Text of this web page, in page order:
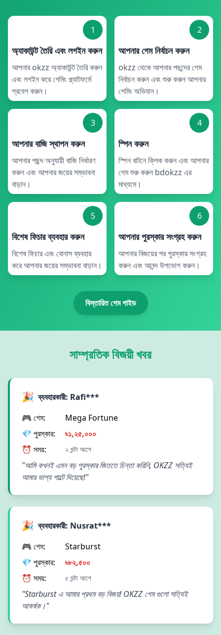
1
অ্যাকাউন্ট তৈরি এবং লগইন করুন
আপনার okzz অ্যাকাউন্ট তৈরি করুন
এবং লগইন করে গেমিং প্ল্যাটফর্মে
প্রবেশ করুন।
2
আপনার গেম নির্বাচন করুন
okzz থেকে আপনার পছন্দের গেম
নির্বাচন করুন এবং শুরু করুন আপনার
গেমিং অভিযান।
3
আপনার বাজি স্থাপন করুন
আপনার পছন্দ অনুযায়ী বাজি নির্ধারণ
করুন এবং আপনার জয়ের সম্ভাবনা
বাড়ান।
4
স্পিন করুন
স্পিন বাটনে ক্লিক করুন এবং আপনার
গেম শুরু করুন bdokzz এর
মাধ্যমে।
5
বিশেষ ফিচার ব্যবহার করুন
বিশেষ ফিচার এবং বোনাস ব্যবহার
করে আপনার জয়ের সম্ভাবনা বাড়ান।
6
আপনার পুরস্কার সংগ্রহ করুন
আপনার বিজয়ের পর পুরস্কার সংগ্রহ
করুন এবং আনন্দ উপভোগ করুন।
বিস্তারিত গেম গাইড
সাম্প্রতিক বিজয়ী খবর
🎉 ব্যবহারকারী: Rafi***
🎮 গেম:
Mega Fortune
💎 পুরস্কার:
৳১,২৫,০০০
⏰ সময়:
২ ঘন্টা আগে
"আমি কখনই এমন বড় পুরস্কার জিততে চিন্তা করিনি, OKZZ সত্যিই
আমার ভাগ্য পাল্টে দিয়েছে!"
🎉 ব্যবহারকারী: Nusrat***
🎮 গেম:
Starburst
💎 পুরস্কার:
৳৮২,৫০০
⏰ সময়:
৫ ঘন্টা আগে
"Starburst এ আমার প্রথম বড় বিজয়! OKZZ গেম গুলো সত্যিই
আকর্ষক।"